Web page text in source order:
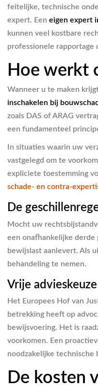
feitelijke, technische
expert. Een eigen expert
kunnen veel kostbare
professionele rapportage
Hoe werkt
Wanneer u te maken
inschakelen bij
zoals DAS of ARAG
een fundamenteel
In situaties waarin uw
vastgelegd om te
expliciete toestemming
schade- en contra-
De
Mocht uw
een onafhankelijke derde
bewijslast aanlevert. Als
behandeling te nemen.
Vrije
Het Europees Hof van
betrekking heeft op
bewijsvoering. Het is
voorkomen. Een
noodzakelijke technische
De kosten